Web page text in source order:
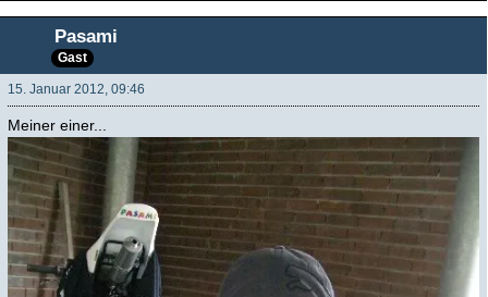
Pasami
Gast
15. Januar 2012, 09:46
Meiner einer...